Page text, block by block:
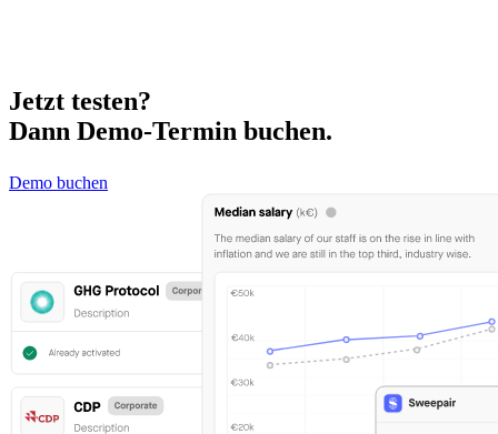
Jetzt testen?
Dann Demo-Termin buchen.
Demo buchen